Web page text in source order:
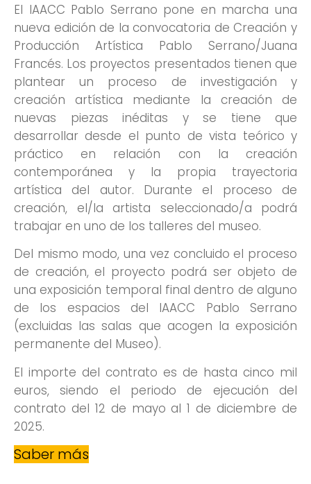
El IAACC Pablo Serrano pone en marcha una
nueva edición de la convocatoria de Creación y
Producción Artística Pablo Serrano/Juana
Francés. Los proyectos presentados tienen que
plantear un proceso de investigación y
creación artística mediante la creación de
nuevas piezas inéditas y se tiene que
desarrollar desde el punto de vista teórico y
práctico en relación con la creación
contemporánea y la propia trayectoria
artística del autor. Durante el proceso de
creación, el/la artista seleccionado/a podrá
trabajar en uno de los talleres del museo.
Del mismo modo, una vez concluido el proceso
de creación, el proyecto podrá ser objeto de
una exposición temporal final dentro de alguno
de los espacios del IAACC Pablo Serrano
(excluidas las salas que acogen la exposición
permanente del Museo).
El importe del contrato es de hasta cinco mil
euros, siendo el periodo de ejecución del
contrato del 12 de mayo al 1 de diciembre de
2025.
Saber más